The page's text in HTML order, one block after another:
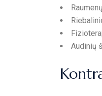
Audinių